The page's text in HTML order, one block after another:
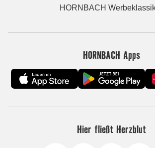
HORNBACH
HORNBACH Apps
Hier fließt Herzblut